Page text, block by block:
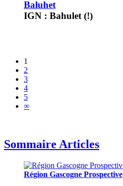
Baluhet
IGN : Bahulet (!)
1
2
3
4
5
∞
Sommaire Articles
Région Gascogne Prospective